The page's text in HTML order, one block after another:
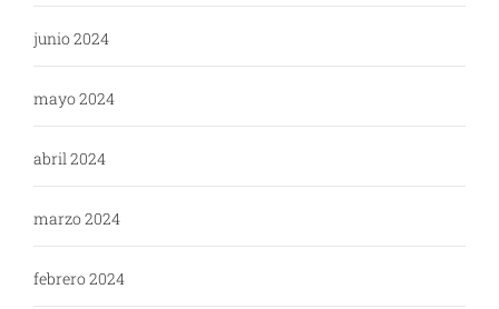
junio 2024
mayo 2024
abril 2024
marzo 2024
febrero 2024